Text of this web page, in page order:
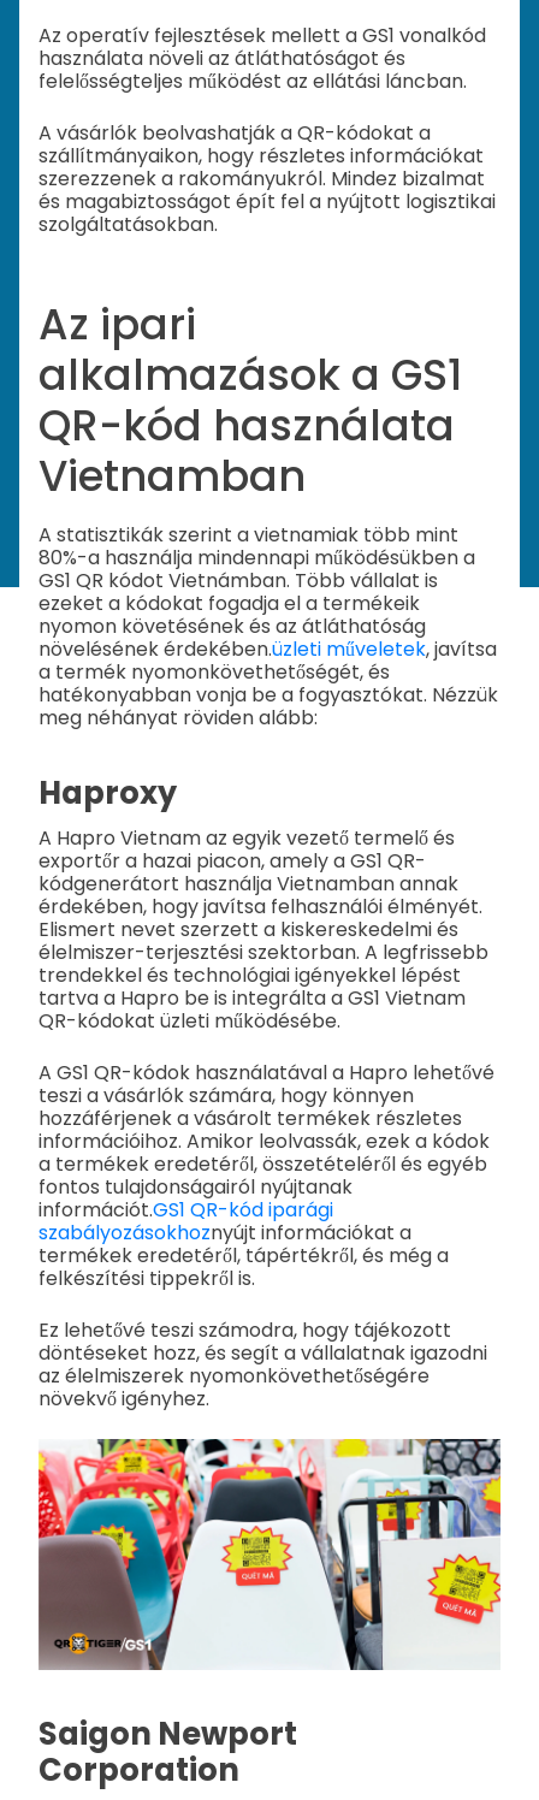
Az operatív fejlesztések mellett a GS1 vonalkód
használata növeli az átláthatóságot és
felelősségteljes működést az ellátási láncban.
A vásárlók beolvashatják a QR-kódokat a
szállítmányaikon, hogy részletes információkat
szerezzenek a rakományukról. Mindez bizalmat
és magabiztosságot épít fel a nyújtott logisztikai
szolgáltatásokban.
Az ipari
alkalmazások a GS1
QR-kód használata
Vietnamban
A statisztikák szerint a vietnamiak több mint
80%-a használja mindennapi működésükben a
GS1 QR kódot Vietnámban. Több vállalat is
ezeket a kódokat fogadja el a termékeik
nyomon követésének és az átláthatóság
növelésének érdekében.üzleti műveletek, javítsa
a termék nyomonkövethetőségét, és
hatékonyabban vonja be a fogyasztókat. Nézzük
meg néhányat röviden alább:
Haproxy
A Hapro Vietnam az egyik vezető termelő és
exportőr a hazai piacon, amely a GS1 QR-
kódgenerátort használja Vietnamban annak
érdekében, hogy javítsa felhasználói élményét.
Elismert nevet szerzett a kiskereskedelmi és
élelmiszer-terjesztési szektorban. A legfrissebb
trendekkel és technológiai igényekkel lépést
tartva a Hapro be is integrálta a GS1 Vietnam
QR-kódokat üzleti működésébe.
A GS1 QR-kódok használatával a Hapro lehetővé
teszi a vásárlók számára, hogy könnyen
hozzáférjenek a vásárolt termékek részletes
információihoz. Amikor leolvassák, ezek a kódok
a termékek eredetéről, összetételéről és egyéb
fontos tulajdonságairól nyújtanak
információt.GS1 QR-kód iparági
szabályozásokhoznyújt információkat a
termékek eredetéről, tápértékről, és még a
felkészítési tippekről is.
Ez lehetővé teszi számodra, hogy tájékozott
döntéseket hozz, és segít a vállalatnak igazodni
az élelmiszerek nyomonkövethetőségére
növekvő igényhez.
Saigon Newport
Corporation